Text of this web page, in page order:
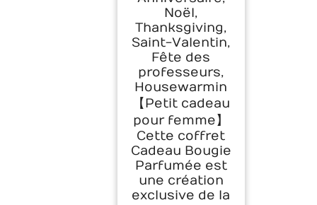
Noël,
Thanksgiving,
Saint-Valentin,
Fête des
professeurs,
Housewarmin
【Petit cadeau
pour femme】
Cette coffret
Cadeau Bougie
Parfumée est
une création
exclusive de la